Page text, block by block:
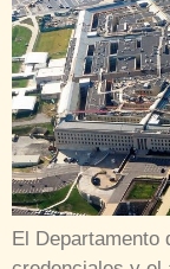
El Departamento